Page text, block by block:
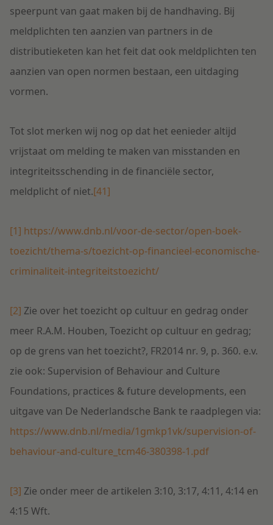
speerpunt van gaat maken bij de handhaving. Bij
meldplichten ten aanzien van partners in de
distributieketen kan het feit dat ook meldplichten ten
aanzien van open normen bestaan, een uitdaging
vormen.
Tot slot merken wij nog op dat het eenieder altijd
vrijstaat om melding te maken van misstanden en
integriteitsschending in de financiële sector,
meldplicht of niet.[41]
[1] https://www.dnb.nl/voor-de-sector/open-boek-
toezicht/thema-s/toezicht-op-financieel-economische-
criminaliteit-integriteitstoezicht/
[2] Zie over het toezicht op cultuur en gedrag onder
meer R.A.M. Houben, Toezicht op cultuur en gedrag;
op de grens van het toezicht?, FR2014 nr. 9, p. 360. e.v.
zie ook: Supervision of Behaviour and Culture
Foundations, practices & future developments, een
uitgave van De Nederlandsche Bank te raadplegen via:
https://www.dnb.nl/media/1gmkp1vk/supervision-of-
behaviour-and-culture_tcm46-380398-1.pdf
[3] Zie onder meer de artikelen 3:10, 3:17, 4:11, 4:14 en
4:15 Wft.